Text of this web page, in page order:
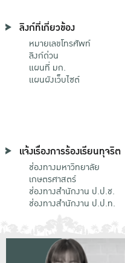
ลิงก์ที่เกี่ยวข้อง
หมายเลขโทรศัพท์
ลิงก์ด่วน
แผนที่ มก.
แผนผังเว็บไซต์
แจ้งเรื่องการร้องเรียนทุจริต
ช่องทางมหาวิทยาลัย
เกษตรศาสตร์
ช่องทางสำนักงาน ป.ป.ช.
ช่องทางสำนักงาน ป.ป.ท.